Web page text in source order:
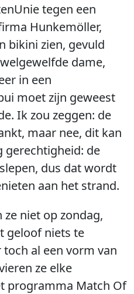
tegen een
Hunkemöller,
bikini zien, gevuld
dame,
in een
moet zijn geweest
Ik zou zeggen: de
maar nee, dit kan
gerechtigheid: de
dus dat wordt
aan het strand.
niet op zondag,
geloof niets te
al een vorm van
ze elke
programma Match Of